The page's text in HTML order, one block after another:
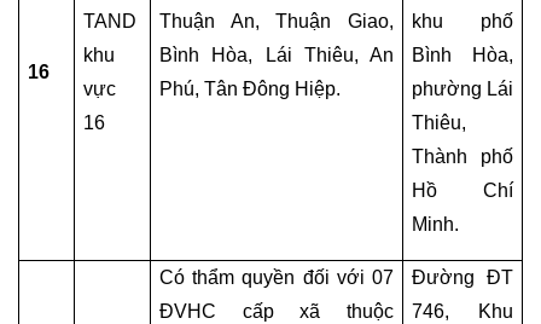
ÁN
HỎI
16
TAND
khu
vực
16
Thuận An, Thuận Giao,
Bình Hòa, Lái Thiêu, An
Phú, Tân Đông Hiệp.
khu phố
Bình Hòa,
phường Lái
Thiêu,
Thành phố
Hồ Chí
Minh.
Có thẩm quyền đối với 07
ĐVHC cấp xã thuộc
Đường ĐT
746, Khu